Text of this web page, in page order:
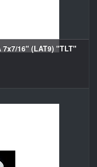
7x7/16" (LAT9) "TLT"